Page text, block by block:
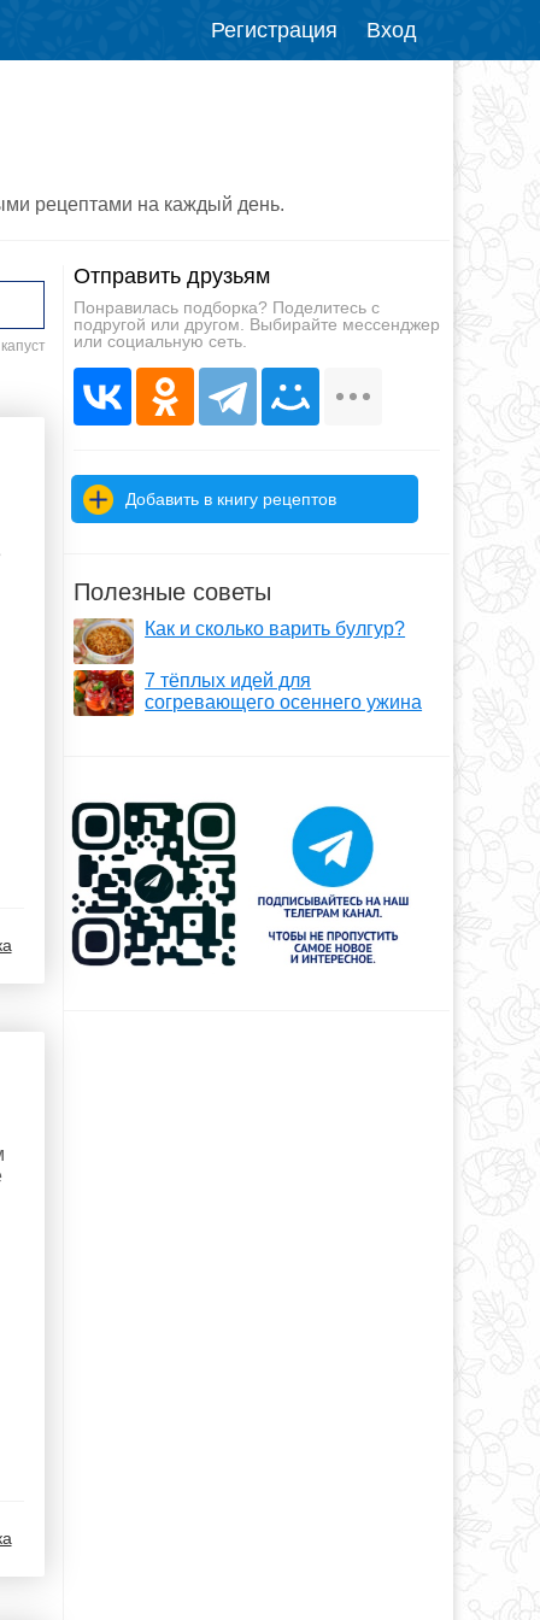
Регистрация Вход
рецептами на каждый день.
Отправить друзьям
Понравилась подборка? Поделитесь с
подругой или другом. Выбирайте мессенджер
или социальную сеть.
Добавить в книгу рецептов
Полезные советы
Как и сколько варить булгур?
7 тёплых идей для
согревающего осеннего ужина